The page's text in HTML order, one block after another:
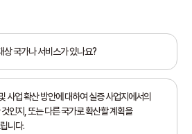
상 국가나 서비스가 있나요?
사업 확산 방안에 대하여 실증 사업지에서의
인지, 또는 다른 국가로 확산할 계획을
니다.